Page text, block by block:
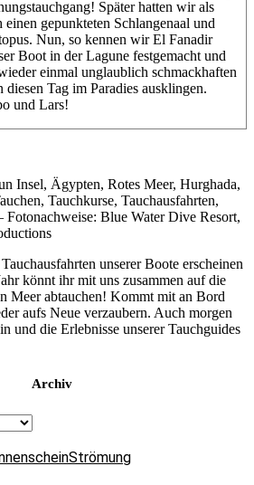
Später hatten wir als
gepunkteten Schlangenaal und
Nun, so kennen wir El Fanadir
Boot in der Lagune festgemacht und
einmal unglaublich schmackhaften
diesen Tag im Paradies ausklingen.
und Lars!
Insel, Ägypten, Rotes Meer, Hurghada,
Tauchkurse, Tauchausfahrten,
Fotonachweise: Blue Water Dive Resort,
unserer Boote erscheinen
könnt ihr mit uns zusammen auf die
Meer abtauchen! Kommt mit an Bord
aufs Neue verzaubern. Auch morgen
und die Erlebnisse unserer Tauchguides
Archiv
Strömung